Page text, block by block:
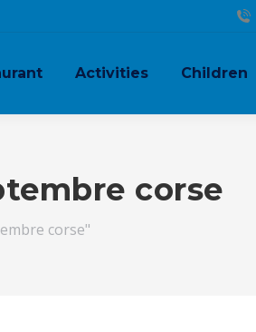
Activities Children
corse
corse"